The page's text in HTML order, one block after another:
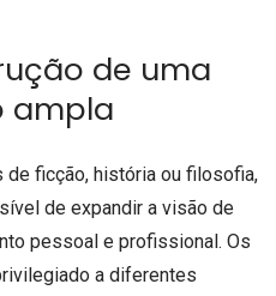
de uma
ampla
ficção, história ou filosofia,
de expandir a visão de
pessoal e profissional. Os
a diferentes